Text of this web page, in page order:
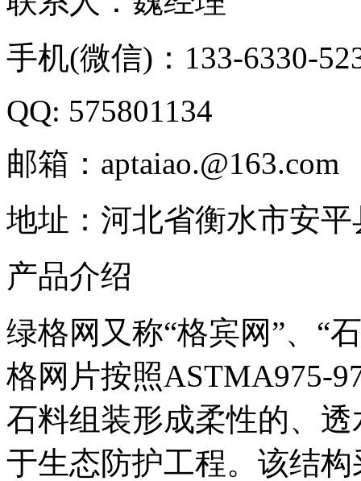
手机(微信)：133-6330-
QQ: 575801134
邮箱：aptaiao.@163.com
地址：河北省衡水市安
产品介绍
绿格网又称“格宾网”、“
格网片按照ASTMA975-
石料组装形成柔性的、
于生态防护工程。该结